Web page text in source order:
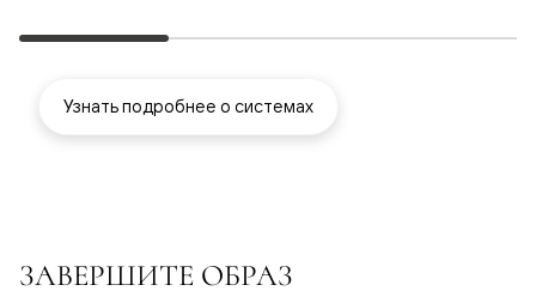
Узнать подробнее о системах
ЗАВЕРШИТЕ ОБРАЗ